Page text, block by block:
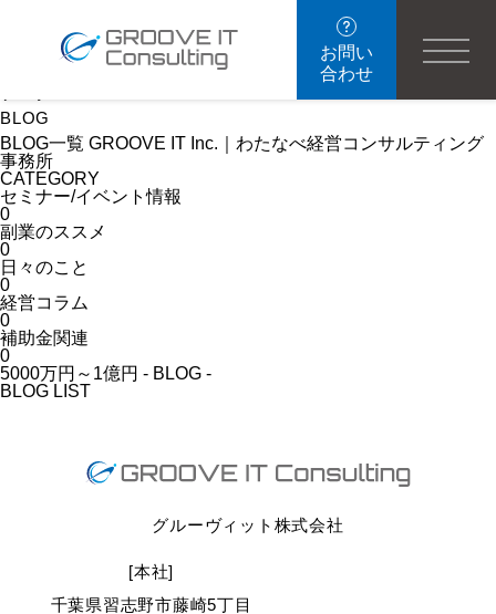
お問い
合わせ
BLOG
BLOG一覧 GROOVE IT Inc.｜わたなべ経営コンサルティング
事務所
CATEGORY
セミナー/イベント情報
0
副業のススメ
0
日々のこと
0
経営コラム
0
補助金関連
0
5000万円～1億円 - BLOG -
BLOG LIST
グルーヴィット株式会社
[本社]
千葉県習志野市藤崎5丁目